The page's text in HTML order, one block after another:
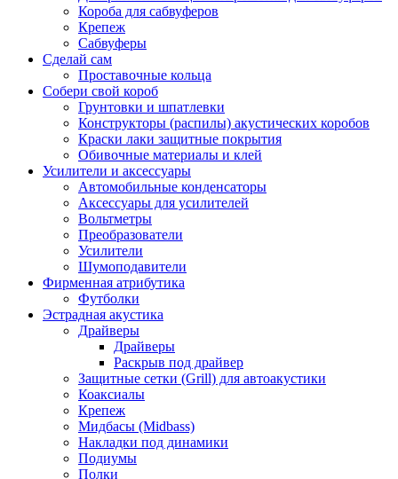
Короба для сабвуферов
Крепеж
Сабвуферы
Сделай сам
Проставочные кольца
Собери свой короб
Грунтовки и шпатлевки
Конструкторы (распилы) акустических коробов
Краски лаки защитные покрытия
Обивочные материалы и клей
Усилители и аксессуары
Автомобильные конденсаторы
Аксессуары для усилителей
Вольтметры
Преобразователи
Усилители
Шумоподавители
Фирменная атрибутика
Футболки
Эстрадная акустика
Драйверы
Драйверы
Раскрыв под драйвер
Защитные сетки (Grill) для автоакустики
Коаксиалы
Крепеж
Мидбасы (Midbass)
Накладки под динамики
Подиумы
Полки